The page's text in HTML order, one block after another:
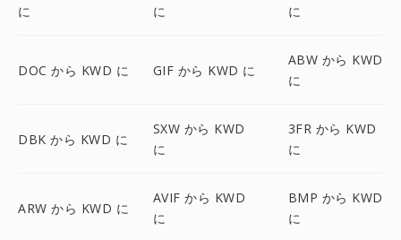
に
に
に
DOC から KWD に GIF から KWD に
ABW から KWD
に
DBK から KWD に
SXW から KWD
に
3FR から KWD
に
ARW から KWD に
AVIF から KWD
に
BMP から KWD
に